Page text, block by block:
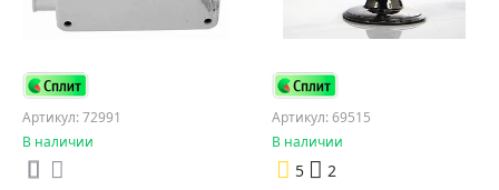
Артикул: 72991
В наличии
Артикул: 69515
В наличии
5
2